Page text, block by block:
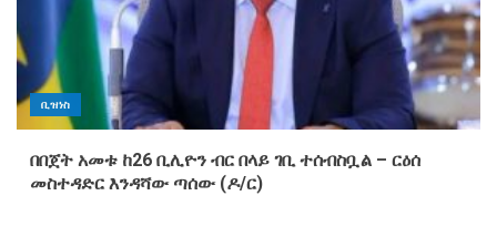
ቢዝነስ
በበጀት አመቱ ከ26 ቢሊዮን ብር በላይ ገቢ ተሰብስቧል – ርዕሰ
መስተዳድር እንዳሻው ጣሰው (ዶ/ር)